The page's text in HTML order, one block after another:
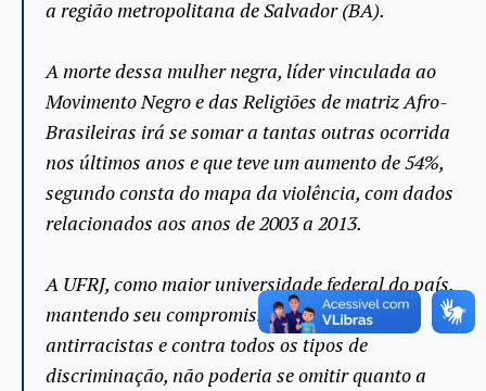
a região metropolitana de Salvador (BA).
A morte dessa mulher negra, líder vinculada ao
Movimento Negro e das Religiões de matriz Afro-
Brasileiras irá se somar a tantas outras ocorrida
nos últimos anos e que teve um aumento de 54%,
segundo consta do mapa da violência, com dados
relacionados aos anos de 2003 a 2013.
A UFRJ, como maior universidade federal do país,
mantendo seu compromisso nas lutas
antirracistas e contra todos os tipos de
discriminação, não poderia se omitir quanto a